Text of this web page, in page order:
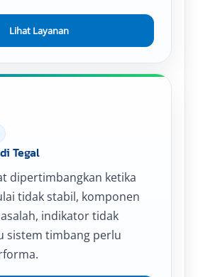
Lihat Layanan
Tegal
dipertimbangkan ketika
tidak stabil, komponen
indikator tidak
sistem timbang perlu